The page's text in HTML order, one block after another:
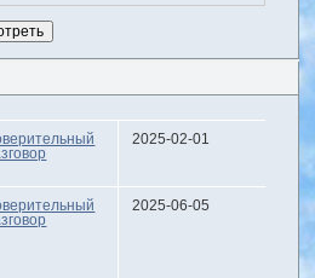
2025-02-01
2025-06-05